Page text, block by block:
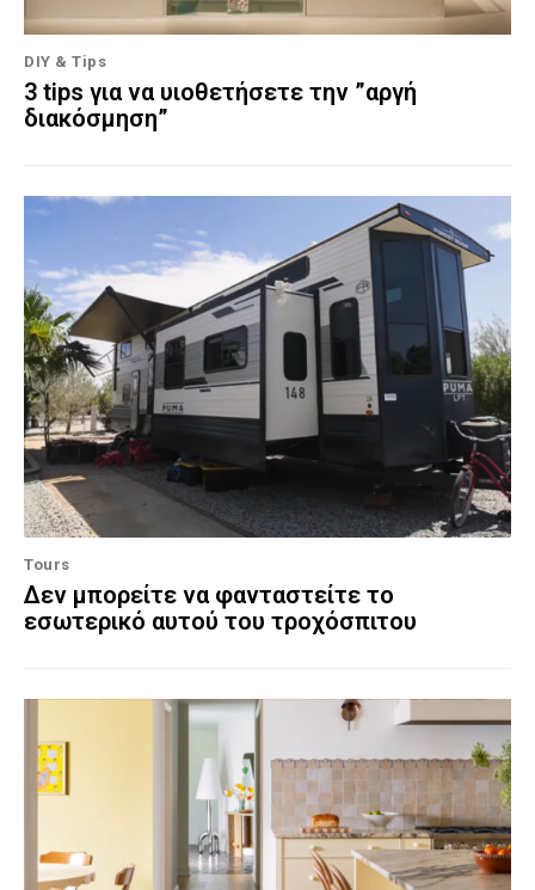
DIY & Tips
3 tips για να υιοθετήσετε την ”αργή
διακόσμηση”
Tours
Δεν μπορείτε να φανταστείτε το
εσωτερικό αυτού του τροχόσπιτου